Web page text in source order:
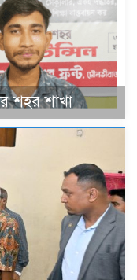
শহর শাখা